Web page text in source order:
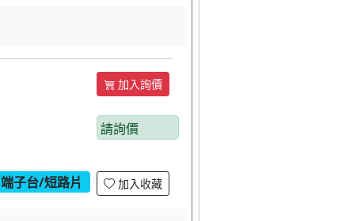
加入詢價
請詢價
端子台/短路片 加入收藏